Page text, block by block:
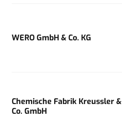
WERO GmbH & Co. KG
Chemische Fabrik Kreussler &
Co. GmbH